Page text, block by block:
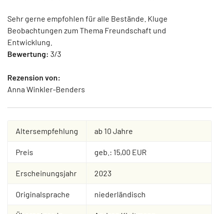
Sehr gerne empfohlen für alle Bestände. Kluge
Beobachtungen zum Thema Freundschaft und
Entwicklung.
Bewertung: 3/3
Rezension von:
Anna Winkler-Benders
Altersempfehlung ab 10 Jahre
Preis geb.: 15,00 EUR
Erscheinungsjahr 2023
Originalsprache niederländisch